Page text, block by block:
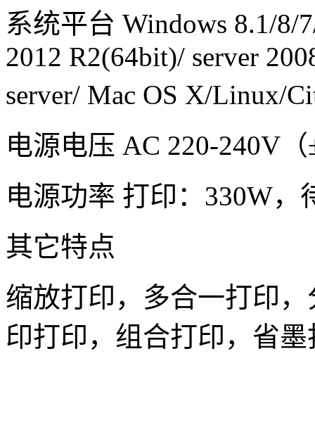
系统平台 Windows 8.1/8/
2012 R2(64bit)/ server
server/ Mac OS X/Linux/
电源电压 AC 220-240V
电源功率 打印：330W，
其它特点
缩放打印，多合一打印
印打印，组合打印，省墨